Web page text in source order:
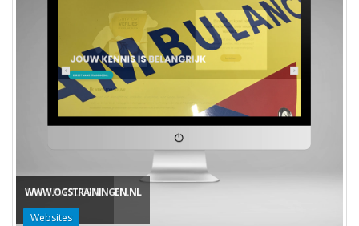
WWW.OGSTRAININGEN.NL
Websites